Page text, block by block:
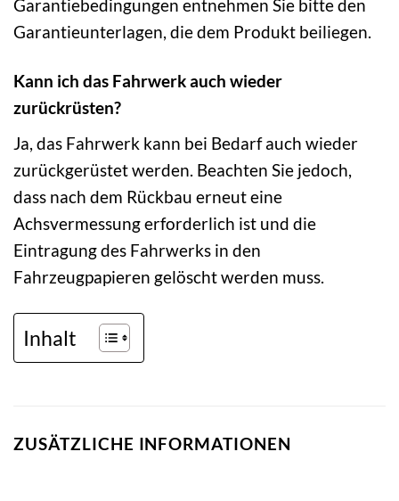
Garantiebedingungen entnehmen Sie bitte den
Garantieunterlagen, die dem Produkt beiliegen.
Kann ich das Fahrwerk auch wieder
zurückrüsten?
Ja, das Fahrwerk kann bei Bedarf auch wieder
zurückgerüstet werden. Beachten Sie jedoch,
dass nach dem Rückbau erneut eine
Achsvermessung erforderlich ist und die
Eintragung des Fahrwerks in den
Fahrzeugpapieren gelöscht werden muss.
Inhalt
ZUSÄTZLICHE INFORMATIONEN